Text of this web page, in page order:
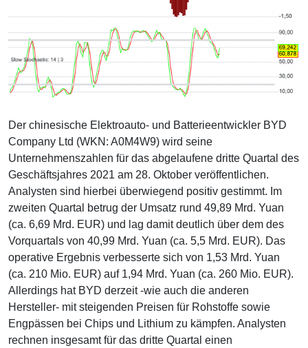
Der chinesische Elektroauto- und Batterieentwickler BYD
Company Ltd (WKN: A0M4W9) wird seine
Unternehmenszahlen für das abgelaufene dritte Quartal des
Geschäftsjahres 2021 am 28. Oktober veröffentlichen.
Analysten sind hierbei überwiegend positiv gestimmt. Im
zweiten Quartal betrug der Umsatz rund 49,89 Mrd. Yuan
(ca. 6,69 Mrd. EUR) und lag damit deutlich über dem des
Vorquartals von 40,99 Mrd. Yuan (ca. 5,5 Mrd. EUR). Das
operative Ergebnis verbesserte sich von 1,53 Mrd. Yuan
(ca. 210 Mio. EUR) auf 1,94 Mrd. Yuan (ca. 260 Mio. EUR).
Allerdings hat BYD derzeit -wie auch die anderen
Hersteller- mit steigenden Preisen für Rohstoffe sowie
Engpässen bei Chips und Lithium zu kämpfen. Analysten
rechnen insgesamt für das dritte Quartal einen